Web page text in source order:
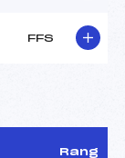
FFS
Rang